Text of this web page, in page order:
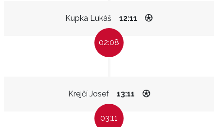
Kupka Lukáš 12:11
02:08
Krejčí Josef 13:11
03:11